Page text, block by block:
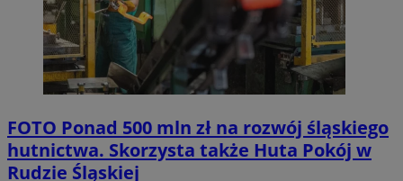
FOTO Ponad 500 mln zł na rozwój śląskiego
hutnictwa. Skorzysta także Huta Pokój w
Rudzie Śląskiej